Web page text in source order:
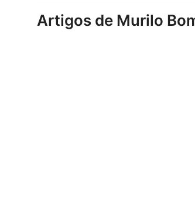
Artigos de Murilo